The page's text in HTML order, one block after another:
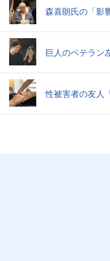
森喜朗氏の「影
巨人のベテラン
性被害者の友人